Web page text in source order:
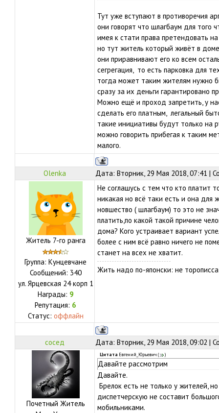
Тут уже вступают в противоречия
они говорят что шлагбаум для того
имея к стати права претендовать
но тут житель который живёт в
они приравнивают его ко всем
сегрегация, то есть парковка для
тогда может таким жителям нужно
сразу за их деньги гарантировано
Можно ещё и проход запретить, у
сделать его платным, легальный
такие инициативы будут только
можно говорить прибегая к таким
малого.
Olenka Дата: Вторник, 29 Мая 2018, 07:41 |
Житель 7-го ранга
Группа: Кунцевчане
Сообщений: 340
ул. Ярцевская 24 корп 1
Награды: 9
Репутация: 6
Статус: оффлайн
Не соглашусь с тем что кто платит
никакая но всё таки есть и она для
новшество ( шлагбаум) то это не
платить,по какой такой причине
дома? Кого устраивает вариант
более с ним всё равно ничего не
станет на всех не хватит.
Жить надо по-японски: не
сосед Дата: Вторник, 29 Мая 2018, 09:02 |
Почетный Житель
Цитата Евгений_Юрьевич ( )
Давайте рассмотрим
Давайте.
Брелок есть не только у жителей,
диспетчерскую не составит
мобильниками.